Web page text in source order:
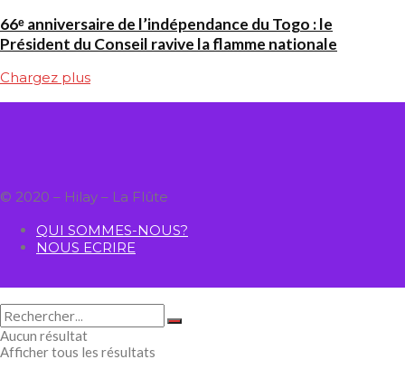
66ᵉ anniversaire de l’indépendance du Togo : le
Président du Conseil ravive la flamme nationale
Chargez plus
© 2020 – Hilay – La Flûte
QUI SOMMES-NOUS?
NOUS ECRIRE
Aucun résultat
Afficher tous les résultats